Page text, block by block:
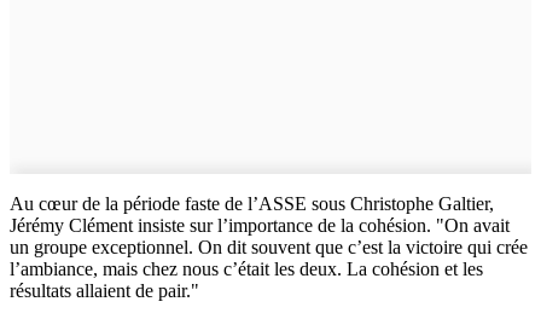
Au cœur de la période faste de l’ASSE sous Christophe Galtier,
Jérémy Clément insiste sur l’importance de la cohésion. "On avait
un groupe exceptionnel. On dit souvent que c’est la victoire qui crée
l’ambiance, mais chez nous c’était les deux. La cohésion et les
résultats allaient de pair."